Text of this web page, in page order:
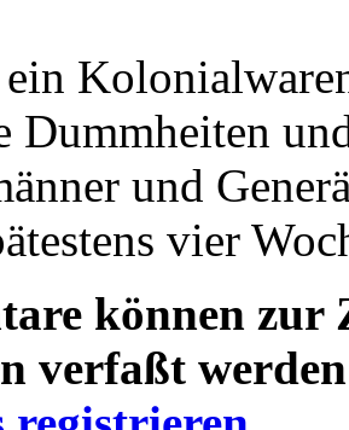
Dummheiten
und
vier
können
verfaßt